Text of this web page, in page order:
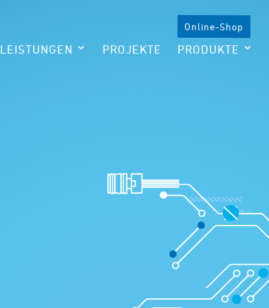
LEISTUNGEN PROJEKTE
Online-Shop
PRODUKTE